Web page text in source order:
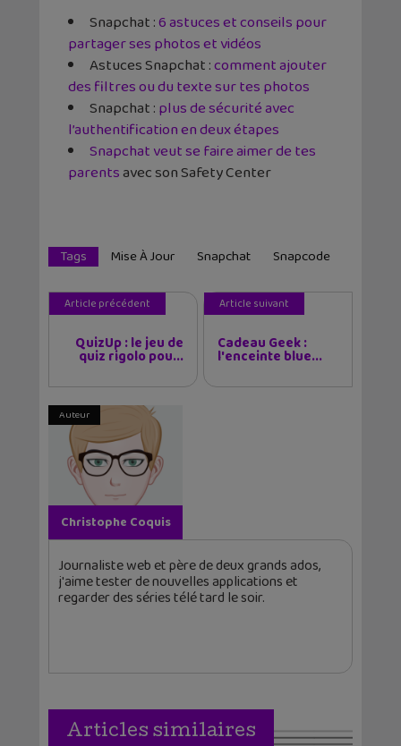
Snapchat :6 astuces et conseils pour
partager ses photos et vidéos
Astuces Snapchat :comment ajouter
des filtres ou du texte sur tes photos
Snapchat :plus de sécurité avec
l’authentification en deux étapes
Snapchat veut se faire aimer de tes
parentsavec son Safety Center
Tags Mise À Jour Snapchat Snapcode
Article précédent
QuizUp : le jeu de
quiz rigolo pou...
Article suivant
Cadeau Geek :
l'enceinte blue...
Auteur
Christophe Coquis
Journaliste web et père de deux grands ados,
j'aime tester de nouvelles applications et
regarder des séries télé tard le soir.
Articles similaires